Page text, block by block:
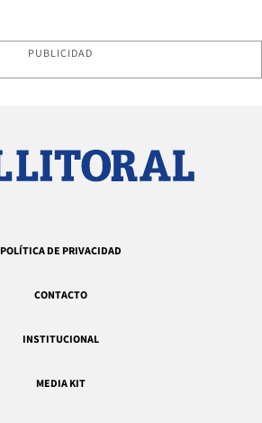
PUBLICIDAD
POLÍTICA DE PRIVACIDAD
CONTACTO
INSTITUCIONAL
MEDIA KIT